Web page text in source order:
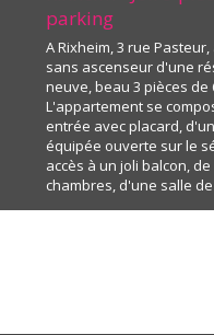
parking
A Rixheim, 3 rue
sans ascenseur d'une
neuve, beau 3 pièces de
L'appartement se
entrée avec placard,
équipée ouverte sur le
accès à un joli balcon,
chambres, d'une salle